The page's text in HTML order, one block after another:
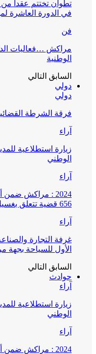
تطوان تختتم عقدا من
في الدورة العاشرة
فن
مراكش …فعاليات
الوطنية
السابق التالي
دولي
دولي
فرقة الشرطة
آراء
زيارة استطلاعية
الوطني
آراء
2024 : مراكش
656 قضية تتعلق بغسيل الأموال
آراء
غرفة التجارة
الأول للسياحة
السابق التالي
حوادث
آراء
زيارة استطلاعية
الوطني
آراء
2024 : مراكش